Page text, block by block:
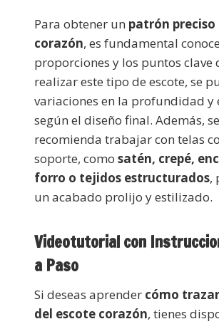
Para obtener un patrón preciso
corazón, es fundamental
proporciones y los puntos clave
realizar este tipo de escote, se
variaciones en la profundidad y
según el diseño final. Además, se
recomienda trabajar con telas
soporte, como satén, crepé,
forro o tejidos estructurados,
un acabado prolijo y estilizado.
Videotutorial con
a Paso
Si deseas aprender cómo
del escote corazón, tienes